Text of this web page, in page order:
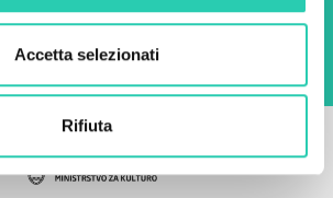
Accetta selezionati
Rifiuta